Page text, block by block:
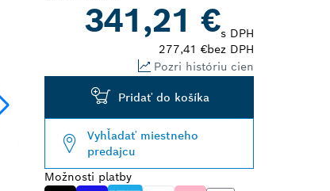
341,21 €s DPH
277,41 €bez DPH
Pozri históriu cien
Pridať do košíka
Vyhľadať miestneho
predajcu
Možnosti platby